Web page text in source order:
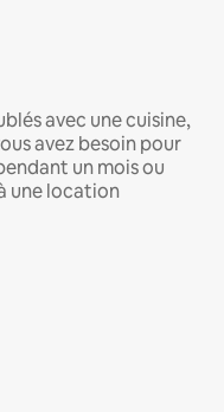
avec une cuisine,
avez besoin pour
un mois ou
une location